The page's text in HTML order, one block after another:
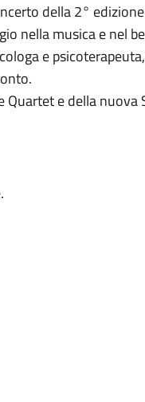
della 2°
nella musica e nel
e
e della nuova